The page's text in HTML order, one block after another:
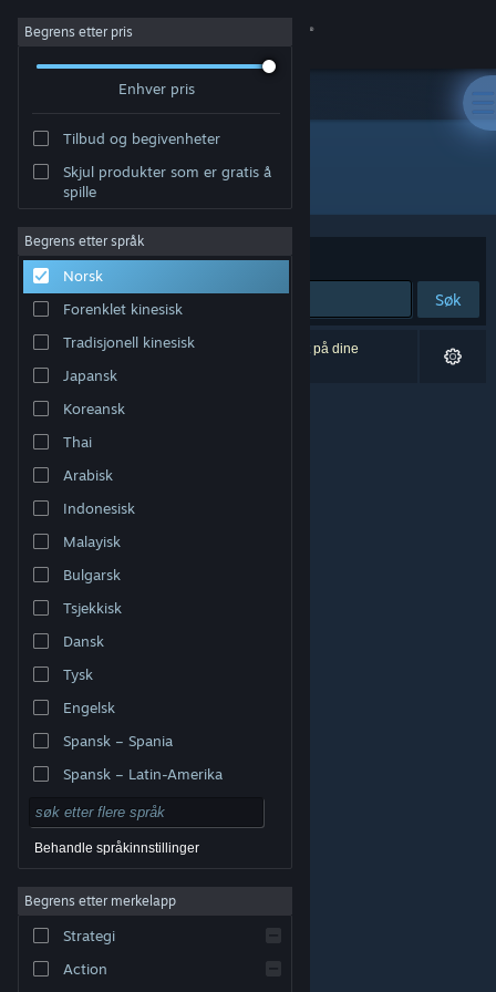
Logg inn
Om
Kundestøtte
Bytt språk
Skaff deg Steam-appen på mobil
Vis skrivebordsversjon
© Valve Corporation. Alle rettigheter reservert. Alle
Retningslinjer for personvern
Tilgjengelighet
|Steams abonnementsavtale
Refusjoner
Begrens etter pris
Enhver pris
Tilbud og begivenheter
Skjul produkter som er gratis å
spille
Begrens etter språk
Norsk
Forenklet kinesisk
Tradisjonell kinesisk
Japansk
Koreansk
Thai
Arabisk
Indonesisk
Malayisk
Bulgarsk
Tsjekkisk
Dansk
Tysk
Engelsk
Spansk – Spania
Spansk – Latin-Amerika
Behandle språkinnstillinger
Begrens etter merkelapp
Strategi
Action
Utvikler: Monstronauts Inc.
Sorter etter Relevans
Søk
0 treff på søket. 1 produkt er blitt utelukket basert på dine
innstillinger.